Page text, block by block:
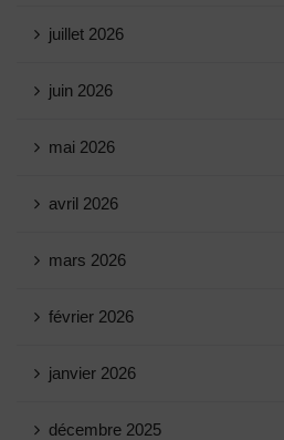
juillet 2026
juin 2026
mai 2026
avril 2026
mars 2026
février 2026
janvier 2026
décembre 2025